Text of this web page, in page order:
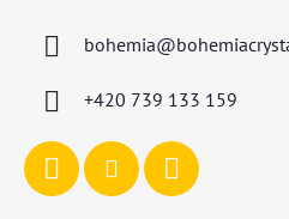
bohemia@
+420 739 133 159